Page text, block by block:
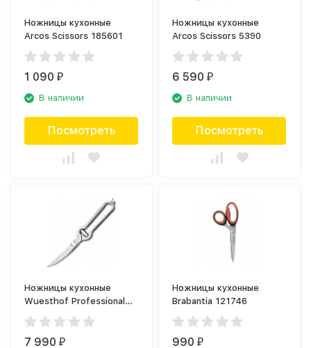
Ножницы кухонные
Arcos Scissors 185601
1 090₽
В наличии
Посмотреть
Ножницы кухонные
Arcos Scissors 5390
6 590₽
В наличии
Посмотреть
Ножницы кухонные
Wuesthof Professional
tools 5501 WUS
7 990₽
Ножницы кухонные
Brabantia 121746
990₽